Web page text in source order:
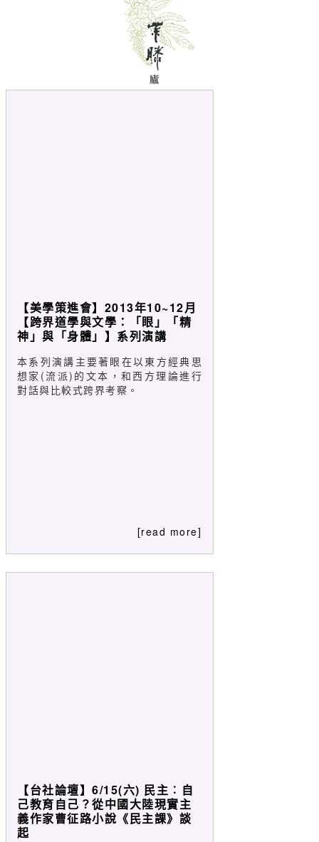
【美學策進會】2013年10~12月
【跨界道學與文學：「眼」「精
神」與「身體」】系列演講
本系列演講主要著眼在以東方經典思
想家(流派)的文本，和西方理論進行
對話與比較式跨界考察。
[read more]
【台社論壇】6/15(六) 民主︰自
己教育自己？從中國大陸現實主
義作家曹征路小說《民主課》談
起